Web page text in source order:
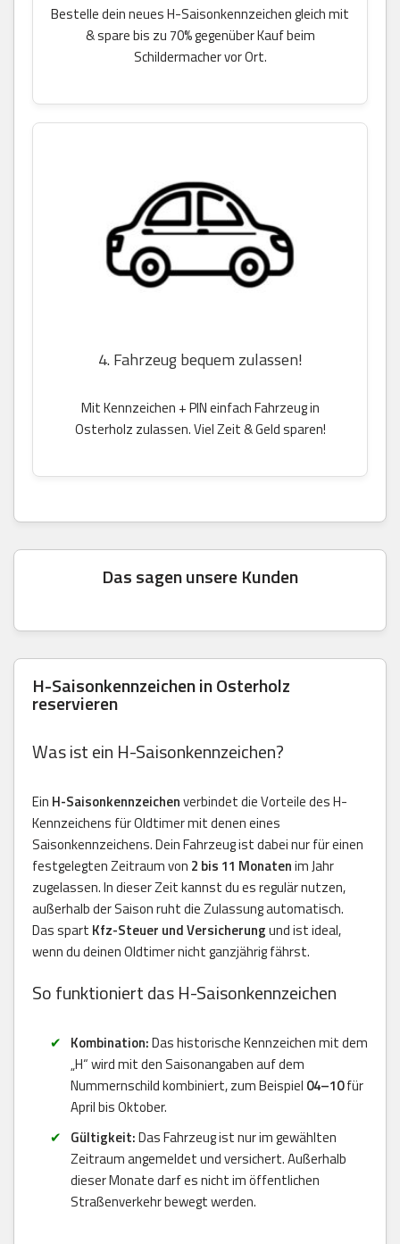
Bestelle dein neues H-Saisonkennzeichen gleich mit
& spare bis zu 70% gegenüber Kauf beim
Schildermacher vor Ort.
4. Fahrzeug bequem zulassen!
Mit Kennzeichen + PIN einfach Fahrzeug in
Osterholz zulassen. Viel Zeit & Geld sparen!
Das sagen unsere Kunden
H-Saisonkennzeichen in Osterholz
reservieren
Was ist ein H-Saisonkennzeichen?
Ein H-Saisonkennzeichenverbindet die Vorteile des H-
Kennzeichens für Oldtimer mit denen eines
Saisonkennzeichens. Dein Fahrzeug ist dabei nur für einen
festgelegten Zeitraum von 2 bis 11 Monatenim Jahr
zugelassen. In dieser Zeit kannst du es regulär nutzen,
außerhalb der Saison ruht die Zulassung automatisch.
Das spart Kfz-Steuer und Versicherungund ist ideal,
wenn du deinen Oldtimer nicht ganzjährig fährst.
So funktioniert das H-Saisonkennzeichen
Kombination:Das historische Kennzeichen mit dem
„H“ wird mit den Saisonangaben auf dem
Nummernschild kombiniert, zum Beispiel 04–10für
April bis Oktober.
Gültigkeit:Das Fahrzeug ist nur im gewählten
Zeitraum angemeldet und versichert. Außerhalb
dieser Monate darf es nicht im öffentlichen
Straßenverkehr bewegt werden.